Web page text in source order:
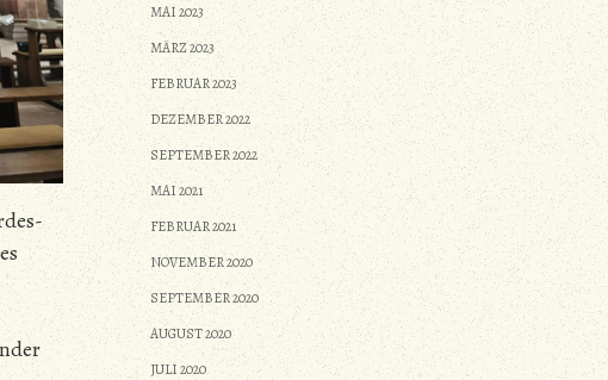
MAI 2023
MÄRZ 2023
FEBRUAR 2023
DEZEMBER 2022
SEPTEMBER 2022
MAI 2021
FEBRUAR 2021
NOVEMBER 2020
SEPTEMBER 2020
AUGUST 2020
JULI 2020